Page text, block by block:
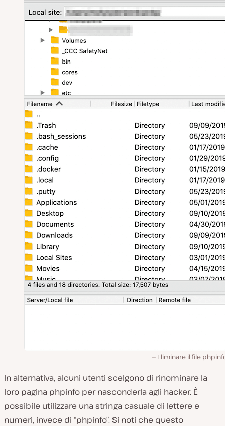
Eliminare il file
In alternativa, alcuni utenti scelgono di rinominare la
loro pagina phpinfo per nasconderla agli hacker. È
possibile utilizzare una stringa casuale di lettere e
numeri, invece di “phpinfo”. Si noti che questo